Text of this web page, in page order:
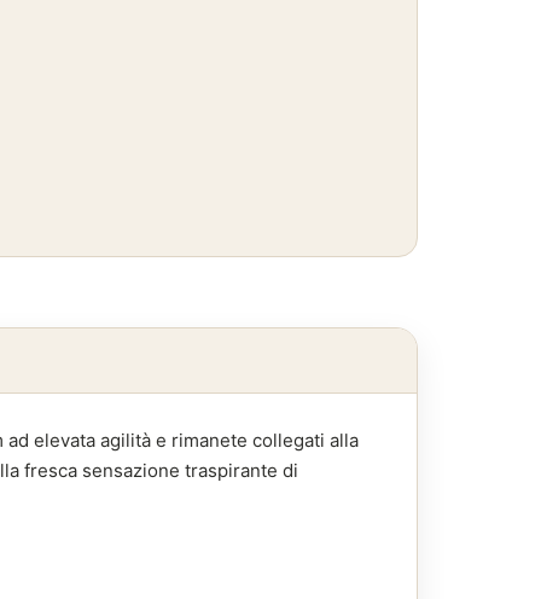
elevata agilità e rimanete collegati alla
fresca sensazione traspirante di